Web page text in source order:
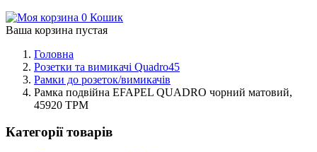
0 Кошик
Ваша корзина пустая
Головна
Розетки та вимикачі Quadro45
Рамки до розеток/вимикачів
Рамка подвійна EFAPEL QUADRO чорний матовий,
45920 TPM
Категорії товарів